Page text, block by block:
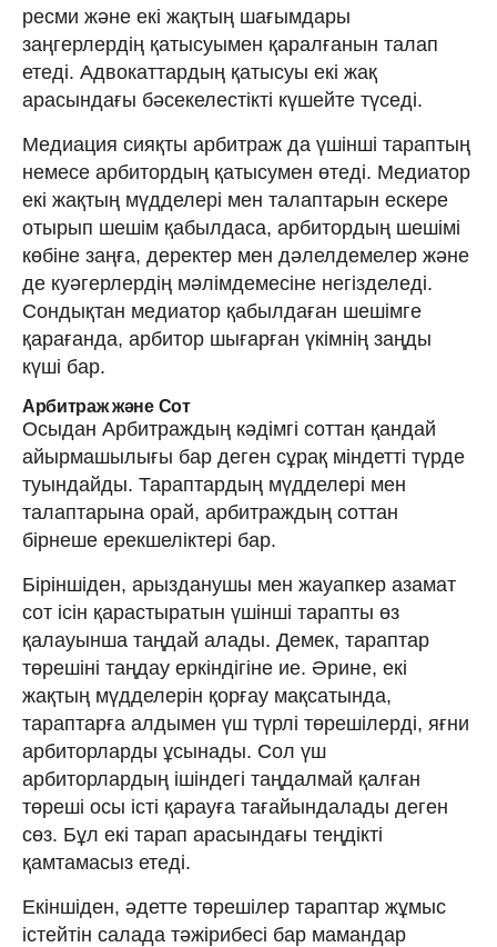
ресми және екі жақтың шағымдары
заңгерлердің қатысуымен қаралғанын талап
етеді. Адвокаттардың қатысуы екі жақ
арасындағы бәсекелестікті күшейте түседі.
Медиация сияқты арбитраж да үшінші тараптың
немесе арбитордың қатысумен өтеді. Медиатор
екі жақтың мүдделері мен талаптарын ескере
отырып шешім қабылдаса, арбитордың шешімі
көбіне заңға, деректер мен дәлелдемелер және
де куәгерлердің мәлімдемесіне негізделеді.
Сондықтан медиатор қабылдаған шешімге
қарағанда, арбитор шығарған үкімнің заңды
күші бар.
Арбитраж және Сот
Осыдан Арбитраждың кәдімгі соттан қандай
айырмашылығы бар деген сұрақ міндетті түрде
туындайды. Тараптардың мүдделері мен
талаптарына орай, арбитраждың соттан
бірнеше ерекшеліктері бар.
Біріншіден, арызданушы мен жауапкер азамат
сот ісін қарастыратын үшінші тарапты өз
қалауынша таңдай алады. Демек, тараптар
төрешіні таңдау еркіндігіне ие. Әрине, екі
жақтың мүдделерін қорғау мақсатында,
тараптарға алдымен үш түрлі төрешілерді, яғни
арбиторларды ұсынады. Сол үш
арбиторлардың ішіндегі таңдалмай қалған
төреші осы істі қарауға тағайындалады деген
сөз. Бұл екі тарап арасындағы теңдікті
қамтамасыз етеді.
Екіншіден, әдетте төрешілер тараптар жұмыс
істейтін салада тәжірибесі бар мамандар